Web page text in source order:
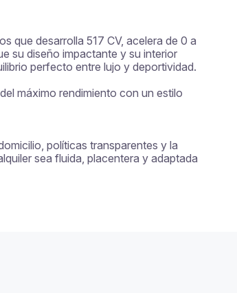
que desarrolla 517 CV, acelera de 0 a
su diseño impactante y su interior
perfecto entre lujo y deportividad.
máximo rendimiento con un estilo
políticas transparentes y la
sea fluida, placentera y adaptada